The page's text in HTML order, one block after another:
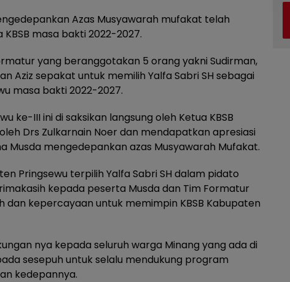
Azas Musyawarah mufakat telah
masa bakti 2022-2027.
yang beranggotakan 5 orang yakni Sudirman,
Aziz sepakat untuk memilih Yalfa Sabri SH sebagai
masa bakti 2022-2027.
ke-III ini di saksikan langsung oleh Ketua KBSB
Drs Zulkarnain Noer dan mendapatkan apresiasi
Musda mengedepankan azas Musyawarah Mufakat.
Pringsewu terpilih Yalfa Sabri SH dalam pidato
kepada peserta Musda dan Tim Formatur
kepercayaan untuk memimpin KBSB Kabupaten
nya kepada seluruh warga Minang yang ada di
sesepuh untuk selalu mendukung program
kedepannya.